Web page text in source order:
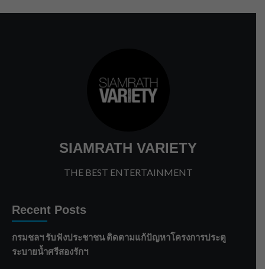
SIAMRATH VARIETY
THE BEST ENTERTAINMENT
Recent Posts
กรมชลฯ รับฟังประชาชน ติดตามแก้ปัญหาโครงการประตู
ระบายน้ำศรีสองรักฯ